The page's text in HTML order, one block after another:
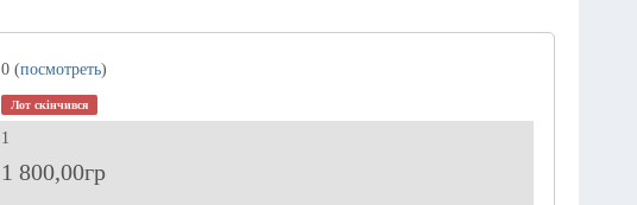
0 (посмотреть)
Лот скінчився
1
1 800,00гр